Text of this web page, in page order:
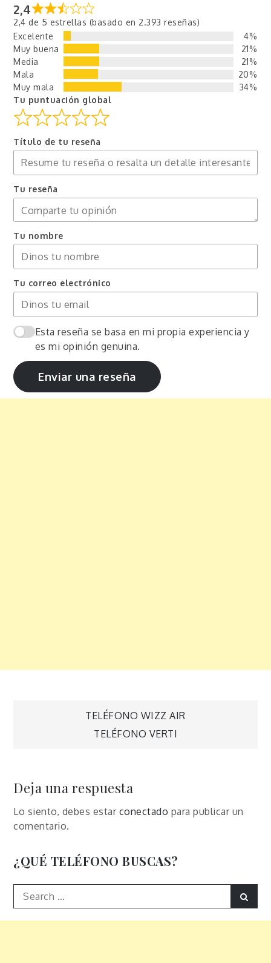
2,4
2,4 de 5 estrellas (basado en 2.393 reseñas)
Excelente
4%
Muy buena
21%
Media
21%
Mala
20%
Muy mala
34%
Tu puntuación global
Título de tu reseña
Tu reseña
Tu nombre
Tu correo electrónico
Esta reseña se basa en mi propia experiencia y
es mi opinión genuina.
Enviar una reseña
Navegación
entradas
TELÉFONO WIZZ AIR
TELÉFONO VERTI
Deja una respuesta
Lo siento, debes estar conectado para publicar un
comentario.
¿QUÉ TELÉFONO BUSCAS?
Search
for: